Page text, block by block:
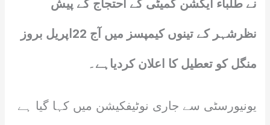
نے طلباء ایکشن کمیٹی کے احتجاج کے پیش
نظرشہر کے تینوں کیمپسز میں آج 22اپریل بروز
منگل کو تعطیل کا اعلان کردیاہے۔
یونیورسٹی سے جاری نوٹیفکیشن میں کہا گیا ہے